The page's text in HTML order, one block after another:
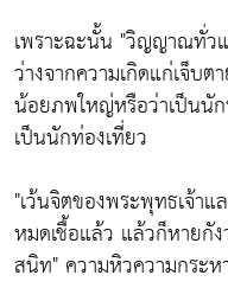
เพราะฉะนั้น "วิญญาณทั่ว
ว่างจากความเกิดแก่เจ็บต
น้อยภพใหญ่หรือว่าเป็นนัก
เป็นนักท่องเที่ยว
"เว้นจิตของพระพุทธเจ้า
หมดเชื้อแล้ว แล้วก็หายกั
สนิท"ความหิวความกระ